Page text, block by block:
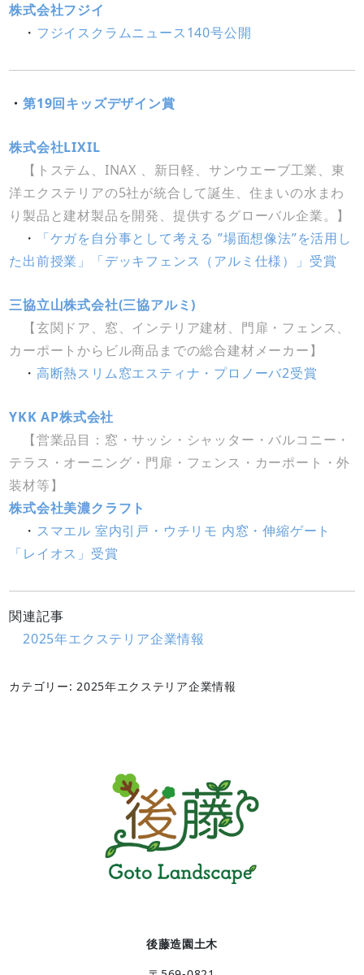
株式会社フジイ
・ フジイスクラムニュース140号公開
・第19回キッズデザイン賞
株式会社LIXIL
【トステム、INAX 、新日軽、サンウエーブ工業、東
洋エクステリアの5社が統合して誕生、住まいの水まわ
り製品と建材製品を開発、提供するグローバル企業。】
・
「ケガを自分事として考える ”場面想像法”を活用し
た出前授業」「デッキフェンス（アルミ仕様）」受賞
三協立山株式会社(三協アルミ)
【玄関ドア、窓、インテリア建材、門扉・フェンス、
カーポートからビル商品までの総合建材メーカー】
・ 高断熱スリム窓エスティナ・プロノーバ2受賞
YKK AP株式会社
【営業品目：窓・サッシ・シャッター・バルコニー・
テラス・オーニング・門扉・フェンス・カーポート・外
装材等】
株式会社美濃クラフト
・ スマエル 室内引戸・ウチリモ 内窓・伸縮ゲート
「レイオス」受賞
関連記事
2025年エクステリア企業情報
カテゴリー: 2025年エクステリア企業情報
後藤造園土木